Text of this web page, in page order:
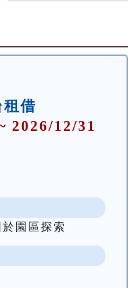
租借
2026/12/31
園區探索